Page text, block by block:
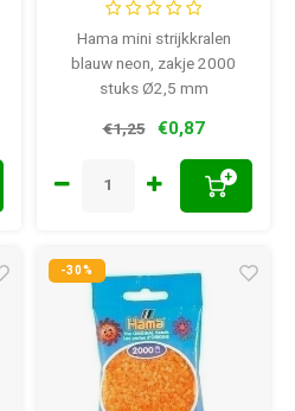
Hama mini strijkkralen
blauw neon, zakje 2000
stuks Ø2,5 mm
€1,25 €0,87
+
-30%